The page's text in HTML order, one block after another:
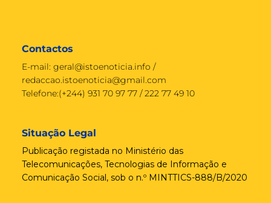
Contactos
E-mail: geral@istoenoticia.info /
redaccao.istoenoticia@gmail.com
Telefone:(+244) 931 70 97 77 / 222 77 49 10
Situação Legal
Publicação registada no Ministério das
Telecomunicações, Tecnologias de Informação e
Comunicação Social, sob o n.º MINTTICS-888/B/2020